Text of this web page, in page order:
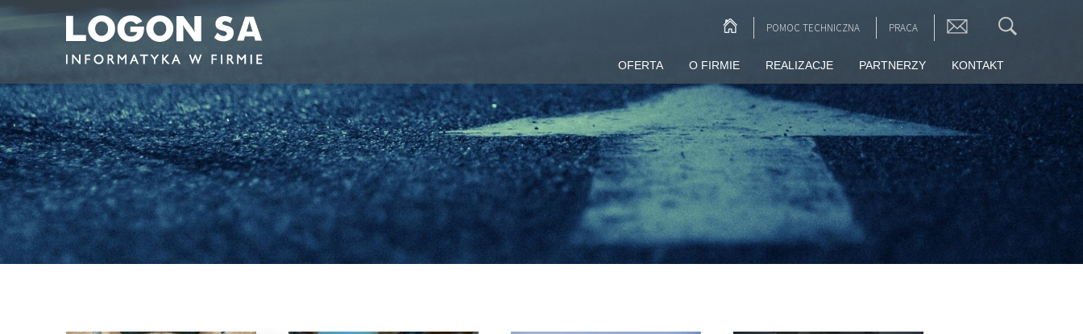
POMOC TECHNICZNA PRACA
OFERTA O FIRMIE REALIZACJE PARTNERZY KONTAKT